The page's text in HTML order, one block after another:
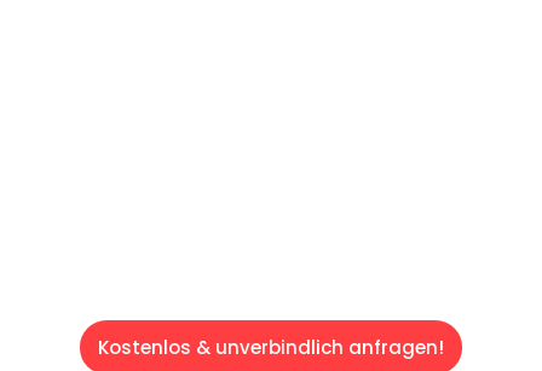
Kostenlos & unverbindlich anfragen!